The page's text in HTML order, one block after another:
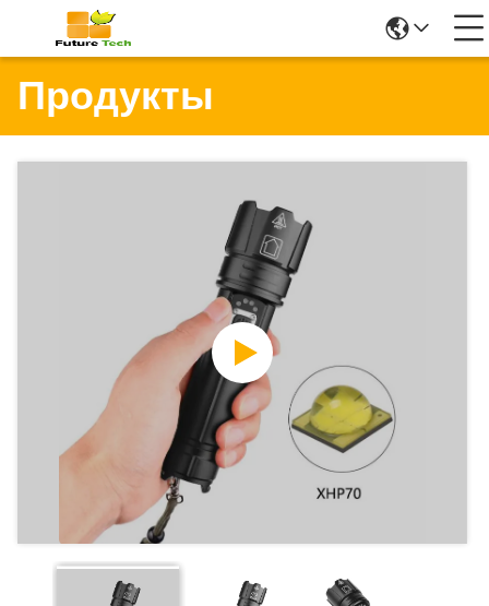
Продукты